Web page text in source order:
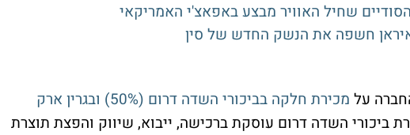
שחיל האוויר מבצע באפאצ'י האמריקאי
על
מכירת חלקה בביכורי השדה דרום (50%) ובגרין ארק
ביכורי השדה דרום עוסקת ברכישה, ייבוא, שיווק והפצת תוצרת